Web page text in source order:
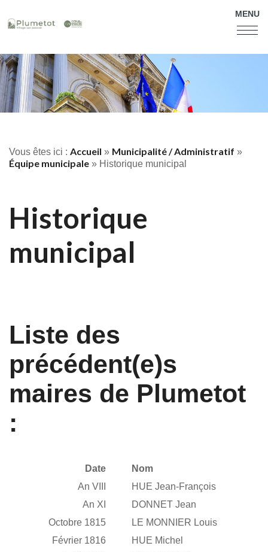
MENU
Vous êtes ici : Accueil » Municipalité / Administratif »
Équipe municipale » Historique municipal
Historique
municipal
Liste des
précédent(e)s
maires de Plumetot
:
Date
Nom
An VIII
HUE Jean-François
An XI
DONNET Jean
Octobre 1815
LE MONNIER Louis
Février 1816
HUE Michel